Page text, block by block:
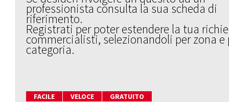
professionista consulta la sua scheda di
riferimento.
Registrati per poter estendere la tua
commercialisti, selezionandoli per zona e
categoria.
FACILE VELOCE GRATUITO